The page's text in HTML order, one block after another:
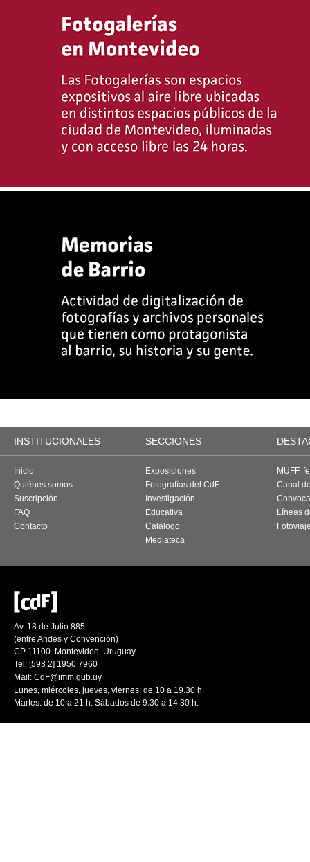
INSTITUCIONALES SECCIONES
Inicio
Quiénes somos
Suscripción
FAQ
Contacto
Exposiciones
Fotografías del CdF
Investigación
Educativa
Catálogo
Mediateca
MUFF,
Canal
Líneas
Av. 18 de Julio 885
(entre Andes y Convención)
CP 11100. Montevideo. Uruguay
Tel: [598 2] 1950 7960
Mail: CdF@imm.gub.uy
Lunes, miércoles, jueves, viernes: de 10 a 19.30 h.
Martes: de 10 a 21 h. Sábados de 9.30 a 14.30 h.